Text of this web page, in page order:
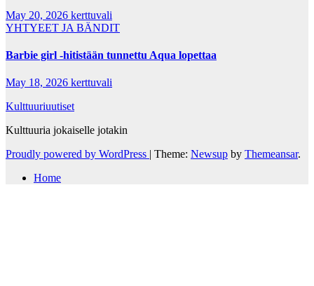
May 20, 2026 kerttuvali
YHTYEET JA BÄNDIT
Barbie girl -hitistään tunnettu Aqua lopettaa
May 18, 2026 kerttuvali
Kulttuuriuutiset
Kulttuuria jokaiselle jotakin
Proudly powered by WordPress | Theme: Newsup by Themeansar.
Home